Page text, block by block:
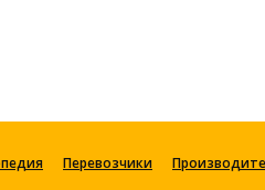
Перевозчики